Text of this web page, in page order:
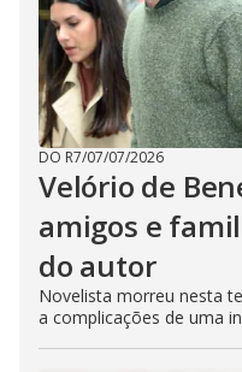
DO R7/07/07/2026
Velório de
amigos e
do autor
Novelista morreu nesta
a complicações de uma